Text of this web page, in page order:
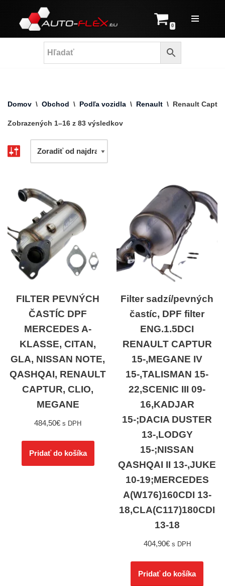
Prejsť
na
0
Domov \ Obchod \ Podľa vozidla \ Renault \ Renault Captur
Zobrazených 1–16 z 83 výsledkov
FILTER PEVNÝCH
ČASTÍC DPF
MERCEDES A-
KLASSE, CITAN,
GLA, NISSAN NOTE,
QASHQAI, RENAULT
CAPTUR, CLIO,
MEGANE
484,50€ s DPH
Pridať do košíka
Filter sadzí/pevných
častíc, DPF filter
ENG.1.5DCI
RENAULT CAPTUR
15-,MEGANE IV
15-,TALISMAN 15-
22,SCENIC III 09-
16,KADJAR
15-;DACIA DUSTER
13-,LODGY
15-;NISSAN
QASHQAI II 13-,JUKE
10-19;MERCEDES
A(W176)160CDI 13-
18,CLA(C117)180CDI
13-18
404,90€ s DPH
Pridať do košíka